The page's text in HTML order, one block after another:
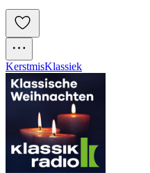
KerstmisKlassiek